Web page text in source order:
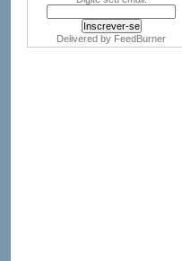
Delivered by FeedBurner